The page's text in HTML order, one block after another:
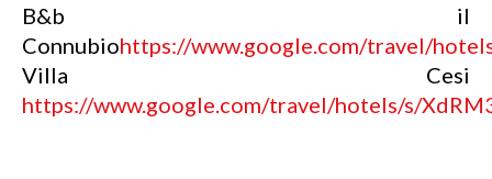
B&b il
Connubiohttps://www.google.com/travel/
Villa Cesi
https://www.google.com/travel/hotels/s/